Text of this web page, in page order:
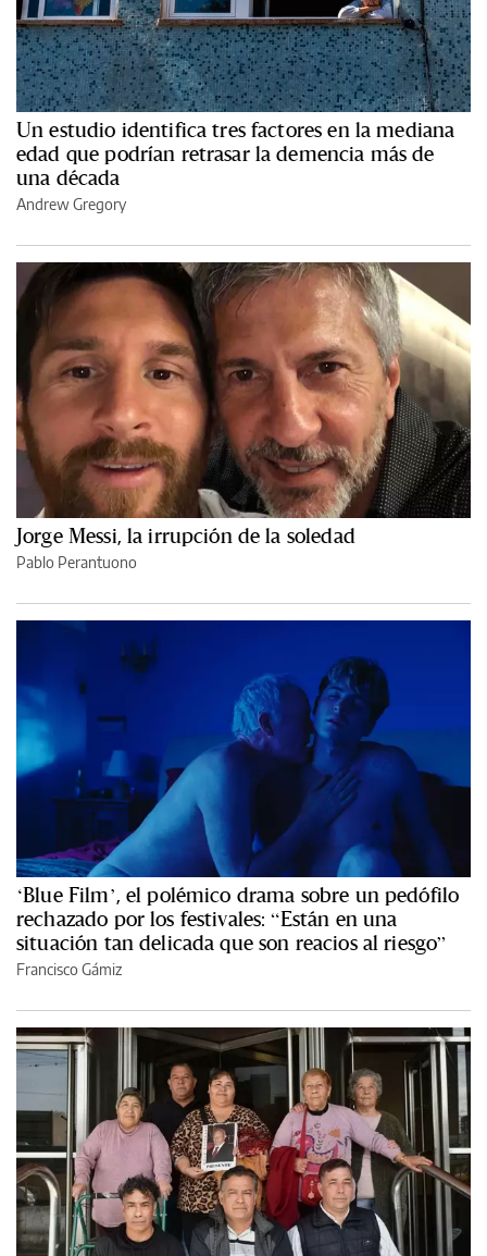
Un estudio identifica tres factores en la mediana
edad que podrían retrasar la demencia más de
una década
Andrew Gregory
Jorge Messi, la irrupción de la soledad
Pablo Perantuono
‘Blue Film’, el polémico drama sobre un pedófilo
rechazado por los festivales: “Están en una
situación tan delicada que son reacios al riesgo”
Francisco Gámiz